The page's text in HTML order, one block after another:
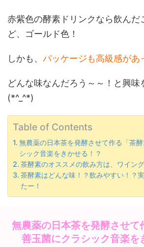
赤紫色の酵素ドリンクなら飲んだ
ど、ゴールド色！
しかも、 パッケージも高級感があ
どんな味なんだろう～～！と興味
(*^_^*)
Table of Contents
無農薬の日本茶を発酵させて作る「茶
シック音楽をきかせる！？
茶酵素のオススメの飲み方は、ワイン
茶酵素はどんな味！？飲みやすい！？
たー！
無農薬の日本茶を発酵させて
善玉菌にクラシック音楽を